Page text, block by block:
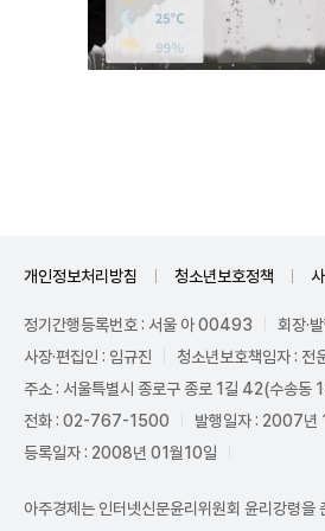
개인정보처리방침 청소년보호정책
정기간행등록번호 : 서울 아 00493
회장·
사장·편집인 : 임규진
청소년보호책임자 : 전
주소 : 서울특별시 종로구 종로 1길 42(수송동
전화 : 02-767-1500
발행일자 : 2007년
등록일자 : 2008년 01월10일
아주경제는 인터넷신문윤리위원회 윤리강령을